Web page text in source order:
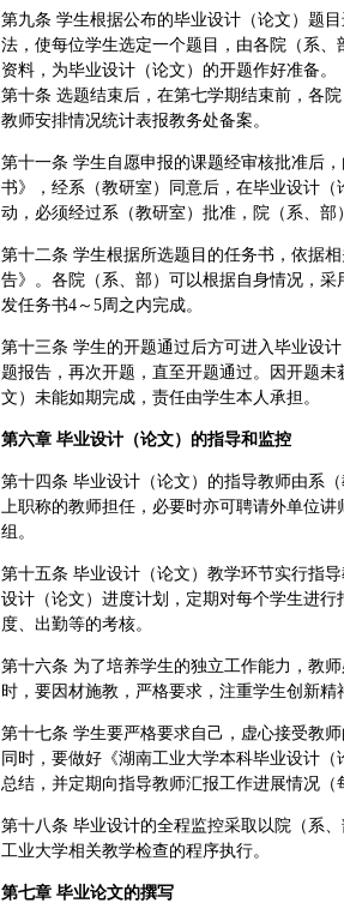
第九条 学生根据公布的毕业设计（论文）题
法，使每位学生选定一个题目，由各院（系
资料，为毕业设计（论文）的开题作好准备。
第十条 选题结束后，在第七学期结束前，各
教师安排情况统计表报教务处备案。
第十一条 学生自愿申报的课题经审核批准后
书》，经系（教研室）同意后，在毕业设计
动，必须经过系（教研室）批准，院（系、部
第十二条 学生根据所选题目的任务书，依据
告》。各院（系、部）可以根据自身情况，
发任务书4～5周之内完成。
第十三条 学生的开题通过后方可进入毕业设
题报告，再次开题，直至开题通过。因开题
文）未能如期完成，责任由学生本人承担。
第六章 毕业设计（论文）的指导和监控
第十四条 毕业设计（论文）的指导教师由系
上职称的教师担任，必要时亦可聘请外单位
组。
第十五条 毕业设计（论文）教学环节实行指
设计（论文）进度计划，定期对每个学生进
度、出勤等的考核。
第十六条 为了培养学生的独立工作能力，教
时，要因材施教，严格要求，注重学生创新精
第十七条 学生要严格要求自己，虚心接受教
同时，要做好《湖南工业大学本科毕业设计
总结，并定期向指导教师汇报工作进展情况（
第十八条 毕业设计的全程监控采取以院（系
工业大学相关教学检查的程序执行。
第七章 毕业论文的撰写